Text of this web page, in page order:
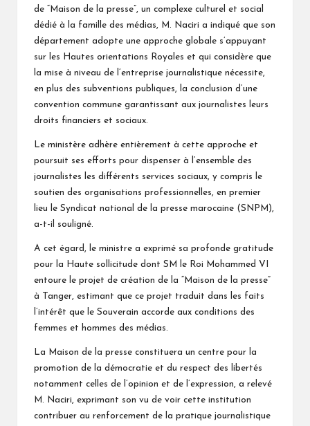
de “Maison de la presse”, un complexe culturel et social
dédié à la famille des médias, M. Naciri a indiqué que son
département adopte une approche globale s’appuyant
sur les Hautes orientations Royales et qui considère que
la mise à niveau de l’entreprise journalistique nécessite,
en plus des subventions publiques, la conclusion d’une
convention commune garantissant aux journalistes leurs
droits financiers et sociaux.
Le ministère adhère entièrement à cette approche et
poursuit ses efforts pour dispenser à l’ensemble des
journalistes les différents services sociaux, y compris le
soutien des organisations professionnelles, en premier
lieu le Syndicat national de la presse marocaine (SNPM),
a-t-il souligné.
A cet égard, le ministre a exprimé sa profonde gratitude
pour la Haute sollicitude dont SM le Roi Mohammed VI
entoure le projet de création de la “Maison de la presse”
à Tanger, estimant que ce projet traduit dans les faits
l’intérêt que le Souverain accorde aux conditions des
femmes et hommes des médias.
La Maison de la presse constituera un centre pour la
promotion de la démocratie et du respect des libertés
notamment celles de l’opinion et de l’expression, a relevé
M. Naciri, exprimant son vu de voir cette institution
contribuer au renforcement de la pratique journalistique